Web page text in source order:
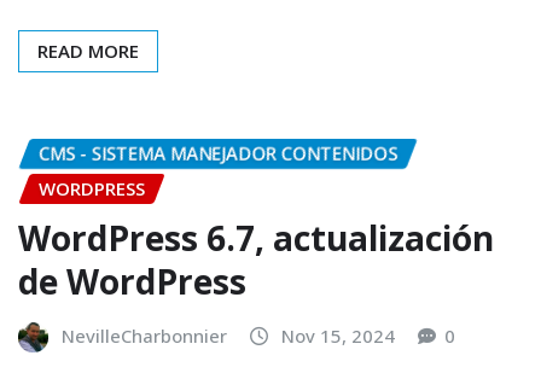
READ MORE
CMS - SISTEMA MANEJADOR CONTENIDOS
WORDPRESS
WordPress 6.7, actualización
de WordPress
NevilleCharbonnier Nov 15, 2024 0